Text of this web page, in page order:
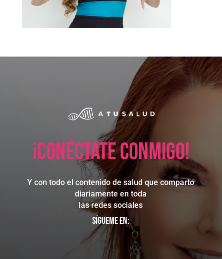
¡Conéctate conmigo!
Y con todo el contenido de salud que comparto
diariamente en toda
las redes sociales
Sígueme en: